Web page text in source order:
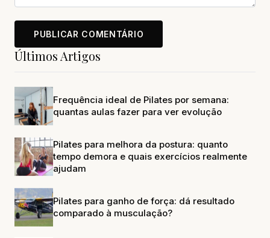
Últimos Artigos
Frequência ideal de Pilates por semana:
quantas aulas fazer para ver evolução
Pilates para melhora da postura: quanto
tempo demora e quais exercícios realmente
ajudam
Pilates para ganho de força: dá resultado
comparado à musculação?